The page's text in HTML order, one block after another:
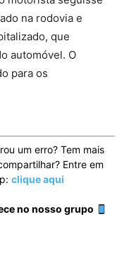
na rodovia e
que
automóvel. O
para os
um erro? Tem mais
Entre em
clique aqui
no nosso grupo